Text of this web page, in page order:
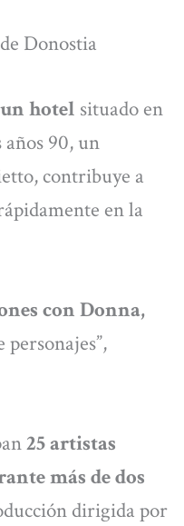
Donostia
un hotel situado en
90, un
contribuye a
en la
con Donna,
personajes”,
25 artistas
más de dos
dirigida por